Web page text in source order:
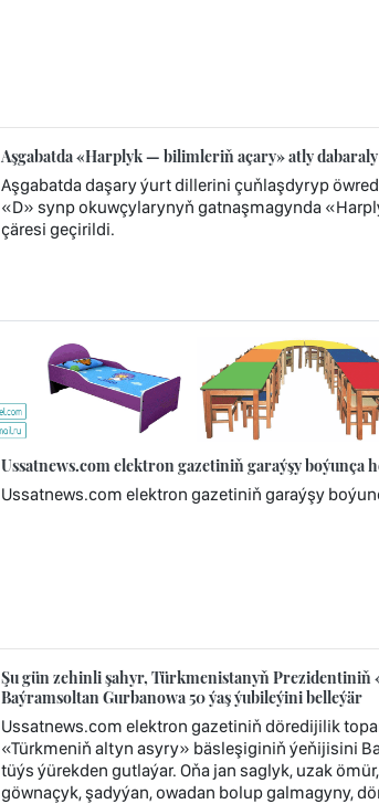
Aşgabatda «Harplyk — bilimleriň açary» atly
Aşgabatda daşary ýurt dillerini çuňlaşdyryp
«D» synp okuwçylarynyň gatnaşmagynda
çäresi geçirildi.
Ussatnews.com elektron gazetiniň garaýşy boýunça
Ussatnews.com elektron gazetiniň garaýşy
Şu gün zehinli şahyr, Türkmenistanyň
Baýramsoltan Gurbanowa 50 ýaş ýubileýini belleýär
Ussatnews.com elektron gazetiniň döredijilik
«Türkmeniň altyn asyry» bäsleşiginiň ýeňijisini
tüýs ýürekden gutlaýar. Oňa jan saglyk, uzak
göwnaçyk, şadyýan, owadan bolup galmagyny,